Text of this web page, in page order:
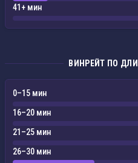
41+ мин
ВИНРЕЙТ ПО
0–15 мин
16–20 мин
21–25 мин
26–30 мин